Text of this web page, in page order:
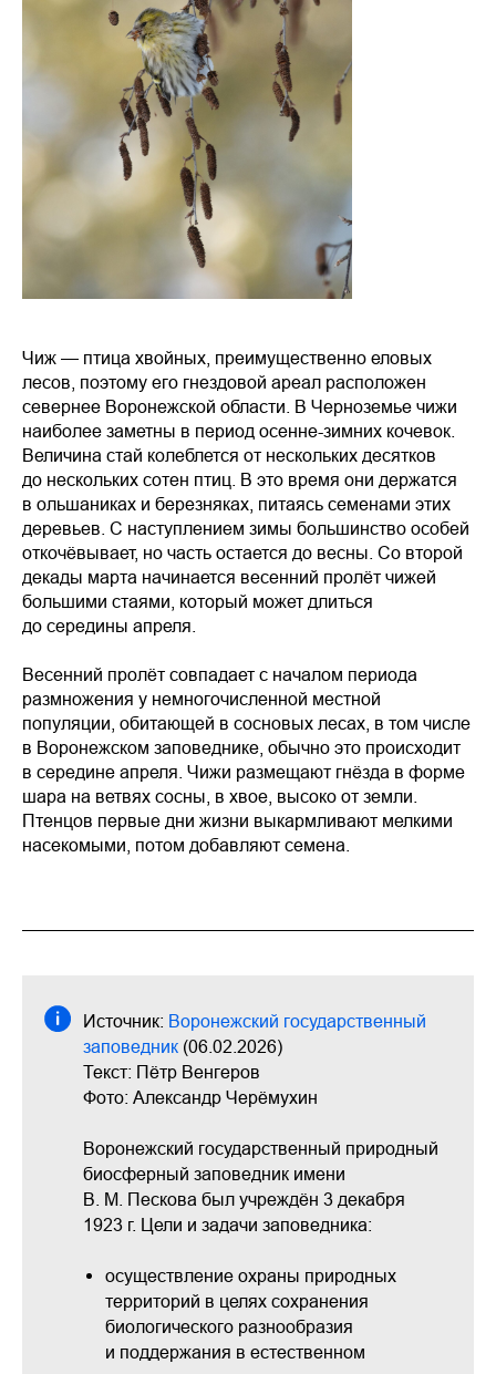
Чиж — птица хвойных, преимущественно еловых
лесов, поэтому его гнездовой ареал расположен
севернее Воронежской области. В Черноземье чижи
наиболее заметны в период осенне-зимних кочевок.
Величина стай колеблется от нескольких десятков
до нескольких сотен птиц. В это время они держатся
в ольшаниках и березняках, питаясь семенами этих
деревьев. С наступлением зимы большинство особей
откочёвывает, но часть остается до весны. Со второй
декады марта начинается весенний пролёт чижей
большими стаями, который может длиться
до середины апреля.
Весенний пролёт совпадает с началом периода
размножения у немногочисленной местной
популяции, обитающей в сосновых лесах, в том числе
в Воронежском заповеднике, обычно это происходит
в середине апреля. Чижи размещают гнёзда в форме
шара на ветвях сосны, в хвое, высоко от земли.
Птенцов первые дни жизни выкармливают мелкими
насекомыми, потом добавляют семена.
Источник: Воронежский государственный
заповедник (06.02.2026)
Текст: Пётр Венгеров
Фото: Александр Черёмухин
Воронежский государственный природный
биосферный заповедник имени
В. М. Пескова был учреждён 3 декабря
1923 г. Цели и задачи заповедника:
осуществление охраны природных
территорий в целях сохранения
биологического разнообразия
и поддержания в естественном